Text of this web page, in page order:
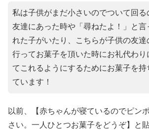
私は子供がまだ小さいのでついて回る
友達にあった時や「尋ねたよ！」と言
れた子がいたり、こちらが子供の友達
行ってお菓子を頂いた時にお礼代わり
てこれるようにするためにお菓子を持
ています！
以前、【赤ちゃんが寝ているのでピン
さい。一人ひとつお菓子をどうぞ】と